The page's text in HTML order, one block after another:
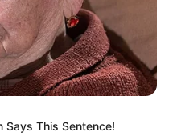
Says This Sentence!